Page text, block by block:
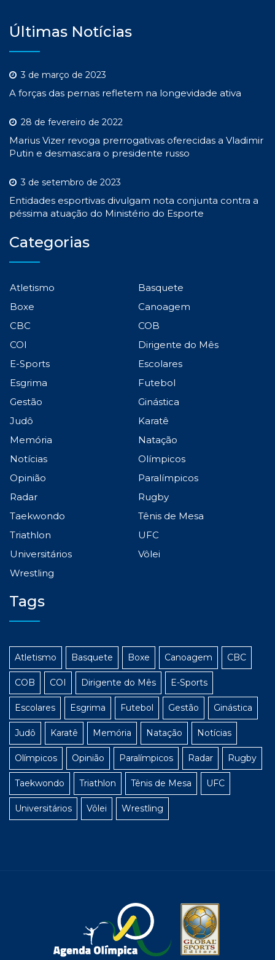
Últimas Notícias
3 de março de 2023
A forças das pernas refletem na longevidade ativa
28 de fevereiro de 2022
Marius Vizer revoga prerrogativas oferecidas a Vladimir
Putin e desmascara o presidente russo
3 de setembro de 2023
Entidades esportivas divulgam nota conjunta contra a
péssima atuação do Ministério do Esporte
Categorias
Atletismo
Basquete
Boxe
Canoagem
CBC
COB
COI
Dirigente do Mês
E-Sports
Escolares
Esgrima
Futebol
Gestão
Ginástica
Judô
Karatê
Memória
Natação
Notícias
Olímpicos
Opinião
Paralímpicos
Radar
Rugby
Taekwondo
Tênis de Mesa
Triathlon
UFC
Universitários
Vôlei
Wrestling
Tags
Atletismo Basquete Boxe Canoagem CBC
COB COI Dirigente do Mês E-Sports
Escolares Esgrima Futebol Gestão Ginástica
Judô Karatê Memória Natação Notícias
Olímpicos Opinião Paralímpicos Radar Rugby
Taekwondo Triathlon Tênis de Mesa UFC
Universitários Vôlei Wrestling